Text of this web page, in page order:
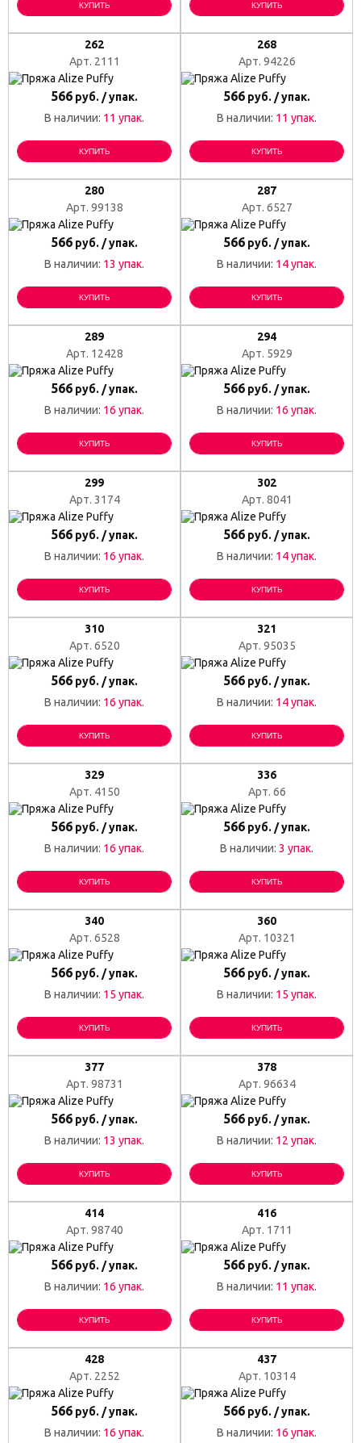
КУПИТЬ КУПИТЬ
262
Арт. 2111
566 руб. / упак.
В наличии: 11 упак.
КУПИТЬ
268
Арт. 94226
566 руб. / упак.
В наличии: 11 упак.
КУПИТЬ
280
Арт. 99138
566 руб. / упак.
В наличии: 13 упак.
КУПИТЬ
287
Арт. 6527
566 руб. / упак.
В наличии: 14 упак.
КУПИТЬ
289
Арт. 12428
566 руб. / упак.
В наличии: 16 упак.
КУПИТЬ
294
Арт. 5929
566 руб. / упак.
В наличии: 16 упак.
КУПИТЬ
299
Арт. 3174
566 руб. / упак.
В наличии: 16 упак.
КУПИТЬ
302
Арт. 8041
566 руб. / упак.
В наличии: 14 упак.
КУПИТЬ
310
Арт. 6520
566 руб. / упак.
В наличии: 16 упак.
КУПИТЬ
321
Арт. 95035
566 руб. / упак.
В наличии: 14 упак.
КУПИТЬ
329
Арт. 4150
566 руб. / упак.
В наличии: 16 упак.
КУПИТЬ
336
Арт. 66
566 руб. / упак.
В наличии: 3 упак.
КУПИТЬ
340
Арт. 6528
566 руб. / упак.
В наличии: 15 упак.
КУПИТЬ
360
Арт. 10321
566 руб. / упак.
В наличии: 15 упак.
КУПИТЬ
377
Арт. 98731
566 руб. / упак.
В наличии: 13 упак.
КУПИТЬ
378
Арт. 96634
566 руб. / упак.
В наличии: 12 упак.
КУПИТЬ
414
Арт. 98740
566 руб. / упак.
В наличии: 16 упак.
КУПИТЬ
416
Арт. 1711
566 руб. / упак.
В наличии: 11 упак.
КУПИТЬ
428
Арт. 2252
566 руб. / упак.
В наличии: 16 упак.
437
Арт. 10314
566 руб. / упак.
В наличии: 16 упак.